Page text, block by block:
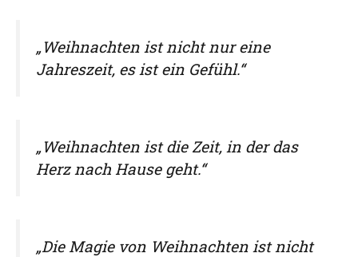
„Weihnachten ist nicht nur eine
Jahreszeit, es ist ein Gefühl.“
„Weihnachten ist die Zeit, in der das
Herz nach Hause geht.“
„Die Magie von Weihnachten ist nicht